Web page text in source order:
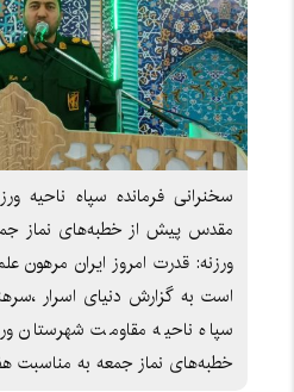
سخنرانی فرمانده سپاه ناحیه
مقدس پیش از خطبه‌های نماز
ورزنه: قدرت امروز ایران مرهون
است به گزارش دنیای اسرار
سپاه ناحیه مقاومت شهرستان
خطبه‌های نماز جمعه به مناسبت